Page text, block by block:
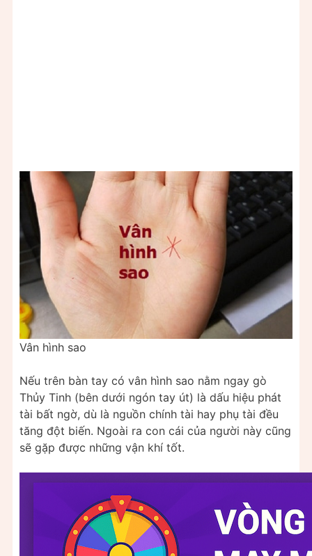
Vân hình sao
Nếu trên bàn tay có vân hình sao nằm ngay gò
Thủy Tinh (bên dưới ngón tay út) là dấu hiệu phát
tài bất ngờ, dù là nguồn chính tài hay phụ tài đều
tăng đột biến. Ngoài ra con cái của người này cũng
sẽ gặp được những vận khí tốt.